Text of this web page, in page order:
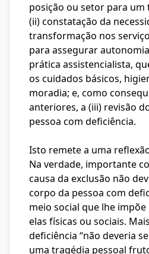
posição ou setor para um
(ii) constatação da
transformação nos
para assegurar
prática assistencialista,
os cuidados básicos,
moradia; e, como
anteriores, a (iii) revisão
pessoa com deficiência.
Isto remete a uma
Na verdade, importante
causa da exclusão não
corpo da pessoa com
meio social que lhe
elas físicas ou sociais.
deficiência “não deveria
uma tragédia pessoal